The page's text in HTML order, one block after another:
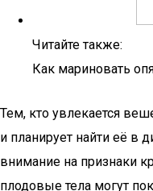
Читайте также:
Как мариновать
Тем, кто увлекается
и планирует найти её в
внимание на признаки
плодовые тела могут